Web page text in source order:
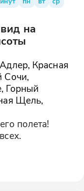
на
Красная
Сочи,
Горный
Щель,
полета!